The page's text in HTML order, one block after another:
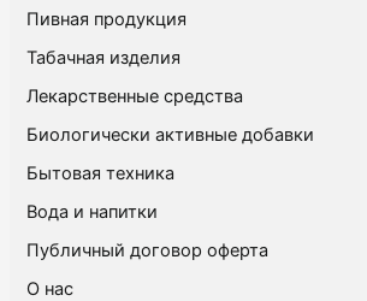
Пивная продукция
Табачная изделия
Лекарственные средства
Биологически активные добавки
Бытовая техника
Вода и напитки
Публичный договор оферта
О нас